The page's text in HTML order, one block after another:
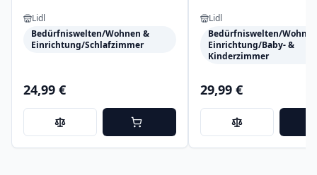
Lidl
Bedürfniswelten/Wohnen &
Einrichtung/Schlafzimmer
24,99 €
Lidl
Bedürfniswelten/
Einrichtung/Baby- &
Kinderzimmer
29,99 €